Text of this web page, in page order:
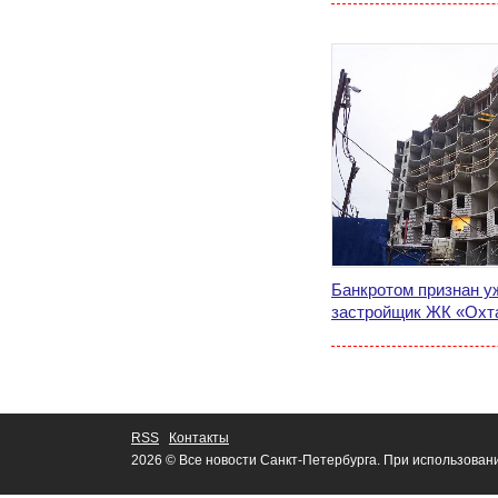
Банкротом признан
застройщик ЖК
RSS
Контакты
2026 © Все новости Санкт-Петербурга. При